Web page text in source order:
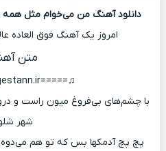
دانلود آهنگ من می‌خوام مثل همه
امروز یک آهنگ فوق العاده
متن
♫=====songestann.ir====♫
با چشم‌های بی‌فروغ میون راست و
شهر
پچ پچ آدمکها بس که تو هم می‌دوه